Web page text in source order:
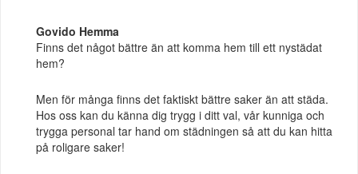
Govido Hemma
Finns det något bättre än att komma hem till ett nystädat
hem?
Men för många finns det faktiskt bättre saker än att städa.
Hos oss kan du känna dig trygg i ditt val, vår kunniga och
trygga personal tar hand om städningen så att du kan hitta
på roligare saker!